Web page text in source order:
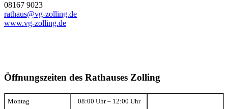
08167 9023
rathaus@vg-zolling.de
www.vg-zolling.de
Öffnungszeiten des Rathauses Zolling
Montag 08:00 Uhr – 12:00 Uhr